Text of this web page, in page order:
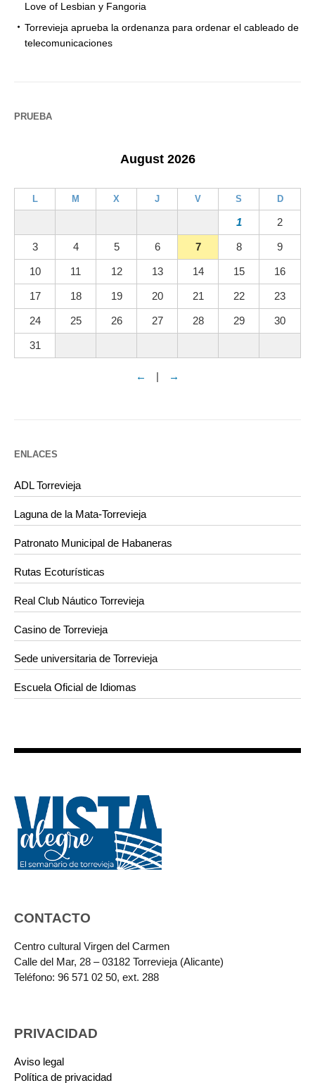
Love of Lesbian y Fangoria
Torrevieja aprueba la ordenanza para ordenar el cableado de
telecomunicaciones
PRUEBA
August 2026
L M X J V S D
1 2
3 4 5 6 7 8 9
10 11 12 13 14 15 16
17 18 19 20 21 22 23
24 25 26 27 28 29 30
31
← | →
ENLACES
ADL Torrevieja
Laguna de la Mata-Torrevieja
Patronato Municipal de Habaneras
Rutas Ecoturísticas
Real Club Náutico Torrevieja
Casino de Torrevieja
Sede universitaria de Torrevieja
Escuela Oficial de Idiomas
CONTACTO
Centro cultural Virgen del Carmen
Calle del Mar, 28 – 03182 Torrevieja (Alicante)
Teléfono: 96 571 02 50, ext. 288
PRIVACIDAD
Aviso legal
Política de privacidad